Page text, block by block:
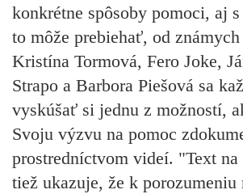
konkrétne spôsoby pomoci, aj
to môže prebiehať, od
Kristína Tormová, Fero Joke,
Strapo a Barbora Piešová sa
vyskúšať si jednu z možností,
Svoju výzvu na pomoc
prostredníctvom videí. "Text na
tiež ukazuje, že k porozumeniu